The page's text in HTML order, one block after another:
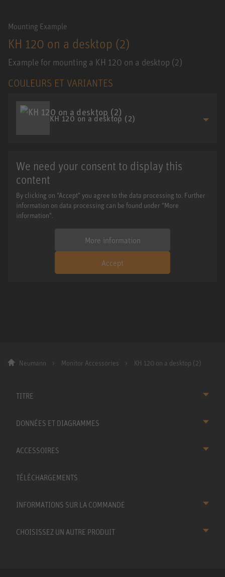
Mounting Example
KH 120 on a desktop (2)
Example for mounting a KH 120 on a desktop (2)
COULEURS ET VARIANTES
KH 120 on a desktop (2)
We need your consent to display this
content
By clicking on "Accept" you agree to the data processing to. Further
information on data processing can be found under "More
information".
More information
Accept
Neumann Monitor Accessories KH 120 on a desktop (2)
TITRE
DONNÉES ET DIAGRAMMES
ACCESSOIRES
TÉLÉCHARGEMENTS
INFORMATIONS SUR LA COMMANDE
CHOISISSEZ UN AUTRE PRODUIT